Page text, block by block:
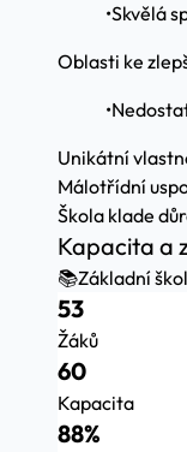
•Skvělá
Oblasti ke
•
Unikátní
Málotřídní
Škola klade
Kapacita a
📚Základní
53
Žáků
60
Kapacita
88%